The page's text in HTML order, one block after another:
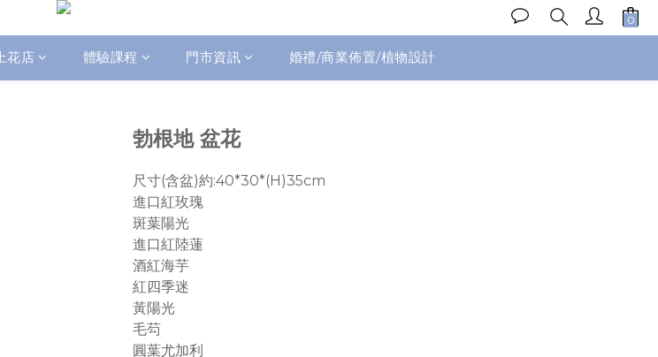
花店 體驗課程 門市資訊 婚禮/商業佈置/植物設計
勃根地 盆花
尺寸(含盆)約:40*30*(H)35cm
進口紅玫瑰
斑葉陽光
進口紅陸蓮
酒紅海芋
紅四季迷
黃陽光
毛芶
圓葉尤加利